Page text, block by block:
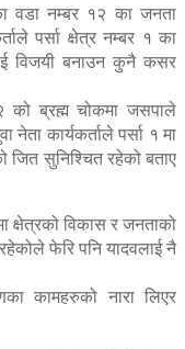
वडा नम्बर १२ का जनता
पर्सा क्षेत्र नम्बर १ का
विजयी बनाउन कुनै कसर
को ब्रह्म चोकमा जसपाले
कार्यकर्ताले पर्सा १ मा
जित सुनिश्चित रहेको बताए
क्षेत्रको विकास र जनताको
फेरि पनि यादवलाई नै
कामहरुको नारा लिएर